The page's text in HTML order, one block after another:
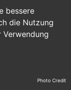
bessere
die Nutzung
Verwendung
Hier
bis
Photo Credit